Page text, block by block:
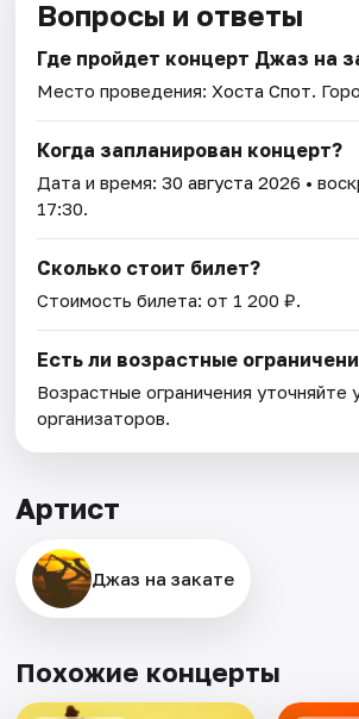
Вопросы и ответы
Где пройдет концерт Джаз на
Место проведения:Хоста Спот.
Когда запланирован концерт?
Дата и время:30 августа 2026 •
17:30.
Сколько стоит билет?
Стоимость билета: от 1 200 ₽.
Есть ли возрастные
Возрастные ограничения уточняйте
организаторов.
Артист
Джаз на закате
Похожие концерты